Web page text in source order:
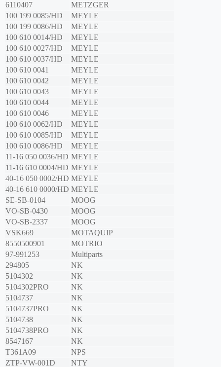
6110407
METZGER
100 199 0085/HD
MEYLE
100 199 0086/HD
MEYLE
100 610 0014/HD
MEYLE
100 610 0027/HD
MEYLE
100 610 0037/HD
MEYLE
100 610 0041
MEYLE
100 610 0042
MEYLE
100 610 0043
MEYLE
100 610 0044
MEYLE
100 610 0046
MEYLE
100 610 0062/HD
MEYLE
100 610 0085/HD
MEYLE
100 610 0086/HD
MEYLE
11-16 050 0036/HD MEYLE
11-16 610 0004/HD MEYLE
40-16 050 0002/HD MEYLE
40-16 610 0000/HD MEYLE
SE-SB-0104
MOOG
VO-SB-0430
MOOG
VO-SB-2337
MOOG
VSK669
MOTAQUIP
8550500901
MOTRIO
97-991253
Multiparts
294805
NK
5104302
NK
5104302PRO
NK
5104737
NK
5104737PRO
NK
5104738
NK
5104738PRO
NK
8547167
NK
T361A09
NPS
ZTP-VW-001D
NTY